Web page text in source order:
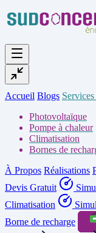
Accueil Blogs Services
Photovoltaïque
Pompe à chaleur
Climatisation
Bornes de
À Propos Réalisations
Devis Gratuit
Climatisation
Borne de recharge